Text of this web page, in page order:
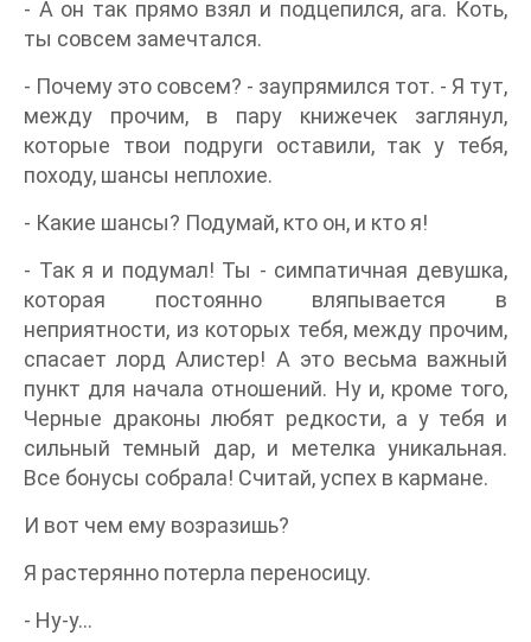
- А он так прямо взял и подцепился, ага. Коть,
ты совсем замечтался.
- Почему это совсем? - заупрямился тот. - Я тут,
между прочим, в пару книжечек заглянул,
которые твои подруги оставили, так у тебя,
походу, шансы неплохие.
- Какие шансы? Подумай, кто он, и кто я!
- Так я и подумал! Ты - симпатичная девушка,
которая постоянно вляпывается в
неприятности, из которых тебя, между прочим,
спасает лорд Алистер! А это весьма важный
пункт для начала отношений. Ну и, кроме того,
Черные драконы любят редкости, а у тебя и
сильный темный дар, и метелка уникальная.
Все бонусы собрала! Считай, успех в кармане.
И вот чем ему возразишь?
Я растерянно потерла переносицу.
- Ну-у…